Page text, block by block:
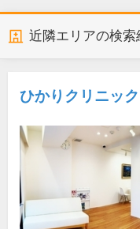
近隣エリアの検索
ひかりクリニック